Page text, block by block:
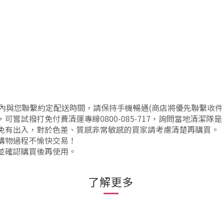
您聯繫約定配送時間，請保持手機暢通(商店將優先聯繫收
嘗試撥打免付費清運專線0800-085-717，詢問當地清潔隊
出入，對於色差、質感非常敏感的買家請考慮清楚再購買。
過程不愉快交易！
認購買後再使用。
了解更多